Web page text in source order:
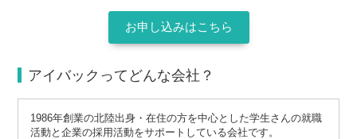
お申し込みはこちら
アイバックってどんな会社？
1986年創業の北陸出身・在住の方を中心とした学生さんの就職
活動と企業の採用活動をサポートしている会社です。